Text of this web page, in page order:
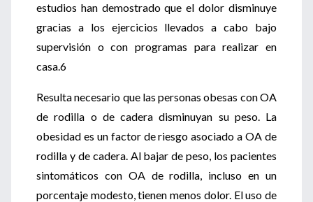
estudios han demostrado que el dolor disminuye
gracias a los ejercicios llevados a cabo bajo
supervisión o con programas para realizar en
casa.6
Resulta necesario que las personas obesas con OA
de rodilla o de cadera disminuyan su peso. La
obesidad es un factor de riesgo asociado a OA de
rodilla y de cadera. Al bajar de peso, los pacientes
sintomáticos con OA de rodilla, incluso en un
porcentaje modesto, tienen menos dolor. El uso de